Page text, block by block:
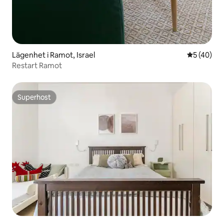
Lägenhet i Ramot, Israel 5 av 5 i
5 (40)
Restart Ramot
Superhost
Superhost